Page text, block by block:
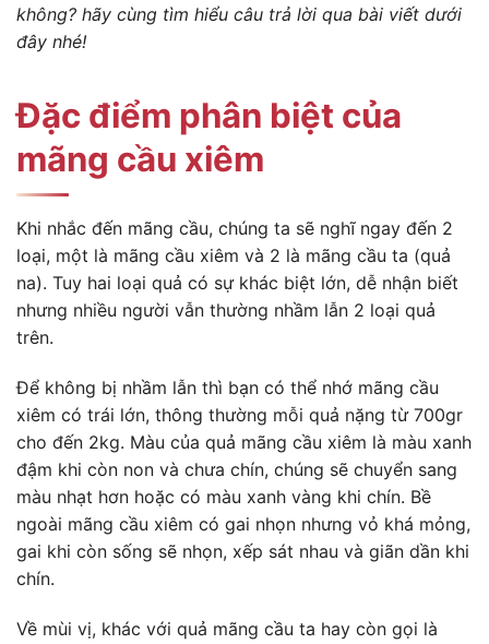
không? hãy cùng tìm hiểu câu trả lời qua bài viết dưới
đây nhé!
Đặc điểm phân biệt của
mãng cầu xiêm
Khi nhắc đến mãng cầu, chúng ta sẽ nghĩ ngay đến 2
loại, một là mãng cầu xiêm và 2 là mãng cầu ta (quả
na). Tuy hai loại quả có sự khác biệt lớn, dễ nhận biết
nhưng nhiều người vẫn thường nhầm lẫn 2 loại quả
trên.
Để không bị nhầm lẫn thì bạn có thể nhớ mãng cầu
xiêm có trái lớn, thông thường mỗi quả nặng từ 700gr
cho đến 2kg. Màu của quả mãng cầu xiêm là màu xanh
đậm khi còn non và chưa chín, chúng sẽ chuyển sang
màu nhạt hơn hoặc có màu xanh vàng khi chín. Bề
ngoài mãng cầu xiêm có gai nhọn nhưng vỏ khá mỏng,
gai khi còn sống sẽ nhọn, xếp sát nhau và giãn dần khi
chín.
Về mùi vị, khác với quả mãng cầu ta hay còn gọi là